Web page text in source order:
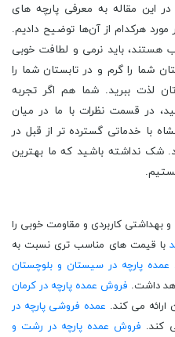
این مقاله به معرفی پارچه های
هرکدام از آن‌ها توضیح دادیم.
هستند، باید نرمی و لطافت خوبی
شما را گرم و در تابستان شما را
لذت ببرید. شما هم اگر تجربه
در قسمت نظرات با ما در میان
با خدماتی گسترده تر از قبل در
شک نداشته باشید که ما بهترین
بهداشتی کاربردی و مقاومت خوبی را
با قیمت های مناسب تری نسبت به
پارچه در سیستان و بلوچستان
داشت. فروش عمده پارچه در کرمان
می کند. عمده فروشی پارچه در
کند. فروش عمده پارچه در رشت و